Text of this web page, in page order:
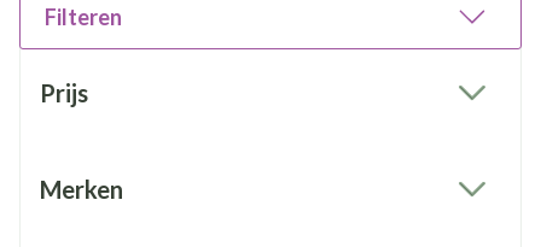
Filteren
Prijs
Merken